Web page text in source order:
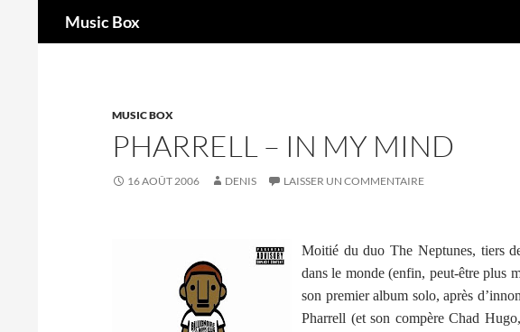
Music Box
MUSIC BOX
PHARRELL – IN MY MIND
16 AOÛT 2006 DENIS LAISSER UN COMMENTAIRE
Moitié du duo The Neptunes, tiers
dans le monde (enfin, peut-être plus
son premier album solo, après
Pharrell (et son compère Chad